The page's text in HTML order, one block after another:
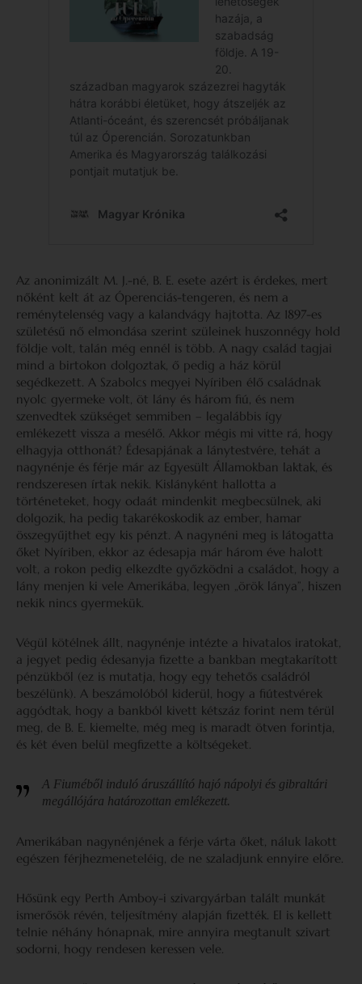
Az anonimizált M. J.-né, B. E. esete azért is érdekes, mert
nőként kelt át az Óperenciás-tengeren, és nem a
reménytelenség vagy a kalandvágy hajtotta. Az 1897-es
születésű nő elmondása szerint szüleinek huszonnégy hold
földje volt, talán még ennél is több. A nagy család tagjai
mind a birtokon dolgoztak, ő pedig a ház körül
segédkezett. A Szabolcs megyei Nyíriben élő családnak
nyolc gyermeke volt, öt lány és három fiú, és nem
szenvedtek szükséget semmiben – legalábbis így
emlékezett vissza a mesélő. Akkor mégis mi vitte rá, hogy
elhagyja otthonát? Édesapjának a lánytestvére, tehát a
nagynénje és férje már az Egyesült Államokban laktak, és
rendszeresen írtak nekik. Kislányként hallotta a
történeteket, hogy odaát mindenkit megbecsülnek, aki
dolgozik, ha pedig takarékoskodik az ember, hamar
összegyűjthet egy kis pénzt. A nagynéni meg is látogatta
őket Nyíriben, ekkor az édesapja már három éve halott
volt, a rokon pedig elkezdte győzködni a családot, hogy a
lány menjen ki vele Amerikába, legyen „örök lánya”, hiszen
nekik nincs gyermekük.
Végül kötélnek állt, nagynénje intézte a hivatalos iratokat,
a jegyet pedig édesanyja fizette a bankban megtakarított
pénzükből (ez is mutatja, hogy egy tehetős családról
beszélünk). A beszámolóból kiderül, hogy a fiútestvérek
aggódtak, hogy a bankból kivett kétszáz forint nem térül
meg, de B. E. kiemelte, még meg is maradt ötven forintja,
és két éven belül megfizette a költségeket.
A Fiuméből induló áruszállító hajó nápolyi és gibraltári
megállójára határozottan emlékezett.
Amerikában nagynénjének a férje várta őket, náluk lakott
egészen férjhezmeneteléig, de ne szaladjunk ennyire előre.
Hősünk egy Perth Amboy-i szivargyárban talált munkát
ismerősök révén, teljesítmény alapján fizették. El is kellett
telnie néhány hónapnak, mire annyira megtanult szivart
sodorni, hogy rendesen keressen vele.